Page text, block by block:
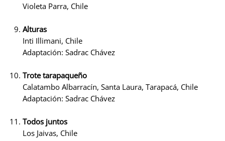
Violeta Parra, Chile
Alturas
Inti Illimani, Chile
Adaptación: Sadrac Chávez
Trote tarapaqueño
Calatambo Albarracín, Santa Laura, Tarapacá, Chile
Adaptación: Sadrac Chávez
Todos juntos
Los Jaivas, Chile